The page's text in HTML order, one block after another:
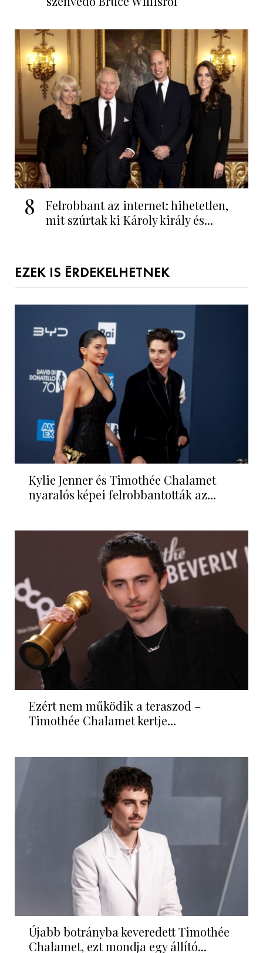
8
Felrobbant az internet: hihetetlen,
mit szúrtak ki Károly király és...
EZEK IS ÉRDEKELHETNEK
Kylie Jenner és Timothée Chalamet
nyaralós képei felrobbantották az...
Ezért nem működik a teraszod –
Timothée Chalamet kertje...
Újabb botrányba keveredett Timothée
Chalamet, ezt mondja egy állító...